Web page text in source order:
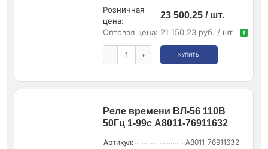
Розничная
цена:
23 500.25 / шт.
Оптовая цена: 21 150.23 руб. / шт. !
- + КУПИТЬ
Реле времени ВЛ-56 110В
50Гц 1-99с A8011-76911632
Артикул:
A8011-76911632